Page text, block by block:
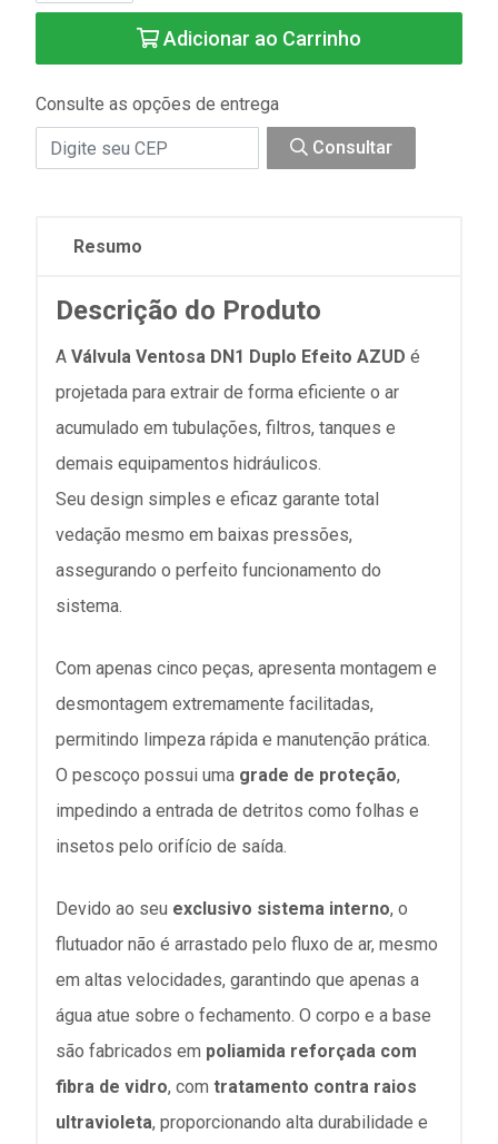
Adicionar ao Carrinho
Consulte as opções de entrega
Consultar
Resumo
Descrição do Produto
A Válvula Ventosa DN1 Duplo Efeito AZUD é
projetada para extrair de forma eficiente o ar
acumulado em tubulações, filtros, tanques e
demais equipamentos hidráulicos.
Seu design simples e eficaz garante total
vedação mesmo em baixas pressões,
assegurando o perfeito funcionamento do
sistema.
Com apenas cinco peças, apresenta montagem e
desmontagem extremamente facilitadas,
permitindo limpeza rápida e manutenção prática.
O pescoço possui uma grade de proteção,
impedindo a entrada de detritos como folhas e
insetos pelo orifício de saída.
Devido ao seu exclusivo sistema interno, o
flutuador não é arrastado pelo fluxo de ar, mesmo
em altas velocidades, garantindo que apenas a
água atue sobre o fechamento. O corpo e a base
são fabricados em poliamida reforçada com
fibra de vidro, com tratamento contra raios
ultravioleta, proporcionando alta durabilidade e